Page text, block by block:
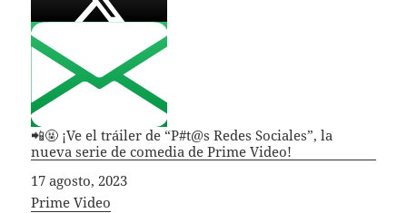
📲🤬 ¡Ve el tráiler de “P#t@s Redes Sociales”, la
nueva serie de comedia de Prime Video!
Fecha
17 agosto, 2023
In relation to
Prime Video